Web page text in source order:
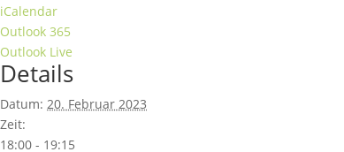
iCalendar
Outlook 365
Outlook Live
Details
Datum: 20. Februar 2023
Zeit:
18:00 - 19:15